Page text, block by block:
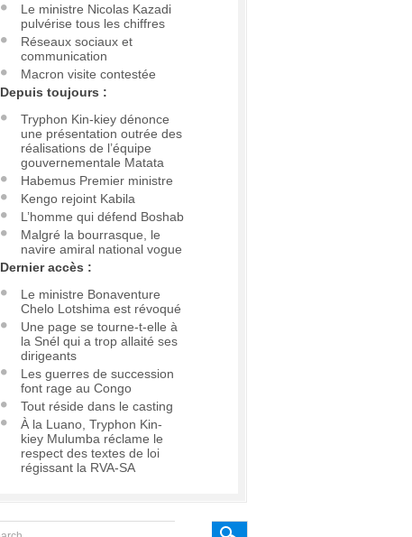
Le ministre Nicolas Kazadi
pulvérise tous les chiffres
Réseaux sociaux et
communication
Macron visite contestée
Depuis toujours :
Tryphon Kin-kiey dénonce
une présentation outrée des
réalisations de l’équipe
gouvernementale Matata
Habemus Premier ministre
Kengo rejoint Kabila
L’homme qui défend Boshab
Malgré la bourrasque, le
navire amiral national vogue
Dernier accès :
Le ministre Bonaventure
Chelo Lotshima est révoqué
Une page se tourne-t-elle à
la Snél qui a trop allaité ses
dirigeants
Les guerres de succession
font rage au Congo
Tout réside dans le casting
À la Luano, Tryphon Kin-
kiey Mulumba réclame le
respect des textes de loi
régissant la RVA-SA